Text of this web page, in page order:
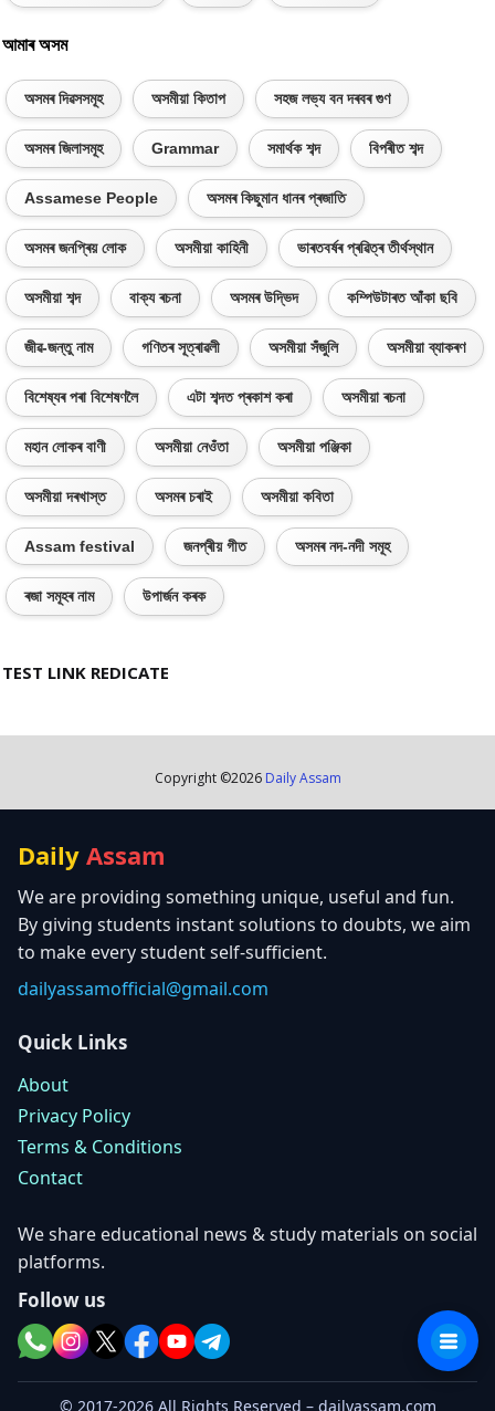
আমাৰ অসম
অসমৰ দিৱসসমূহ অসমীয়া কিতাপ সহজ লভ্য বন দৰবৰ গুণ
অসমৰ জিলাসমূহ Grammar সমাৰ্থক শব্দ বিপৰীত শব্দ
Assamese People অসমৰ কিছুমান ধানৰ প্ৰজাতি
অসমৰ জনপ্ৰিয় লোক অসমীয়া কাহিনী ভাৰতবৰ্ষৰ প্ৰৱিত্ৰ তীৰ্থস্থান
অসমীয়া শব্দ বাক্য ৰচনা অসমৰ উদ্ভিদ কম্পিউটাৰত আঁকা ছবি
জীৱ-জন্তু নাম গণিতৰ সূত্ৰাৱলী অসমীয়া সঁজুলি অসমীয়া ব্যাকৰণ
বিশেষ্যৰ পৰা বিশেষণলৈ এটা শব্দত প্ৰকাশ কৰা অসমীয়া ৰচনা
মহান লোকৰ বাণী অসমীয়া নেওঁতা অসমীয়া পঞ্জিকা
অসমীয়া দৰখাস্ত অসমৰ চৰাই অসমীয়া কবিতা
Assam festival জনপ্ৰীয় গীত অসমৰ নদ-নদী সমূহ
ৰজা সমূহৰ নাম উপাৰ্জন কৰক
TEST LINK REDICATE
Copyright ©2026 Daily Assam
Daily Assam
We are providing something unique, useful and fun.
By giving students instant solutions to doubts, we aim
to make every student self-sufficient.
dailyassamofficial@gmail.com
Quick Links
About
Privacy Policy
Terms & Conditions
Contact
We share educational news & study materials on social
platforms.
Follow us
© 2017-2026 All Rights Reserved – dailyassam.com